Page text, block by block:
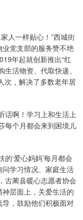
人一样贴心！”西城街
党支部的服务赞不绝
年起就创新推出“红
活物资、代取快递、
次，解决了多数老年居
话啊！学习上和生活上
每个月都会来到困境儿
‘爱心妈妈’每月都会
学习情况、家庭生活
古蔺县暖心志愿者协会
层面上，关爱生活的
，鼓励他们积极面对